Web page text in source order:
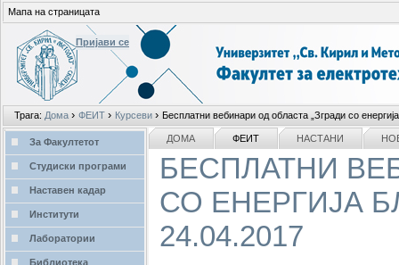
Лични
алати
Пријави се
Трага: Дома › ФЕИТ › Курсеви › Бесплатни вебинари од областа „Згради со
Мапа на страницата
делови
ДОМА ФЕИТ НАСТАНИ
БЕСПЛАТНИ
СО ЕНЕРГИЈА
24.04.2017
NAVIGATION
За Факултетот
Студиски програми
Наставен кадар
Институти
Лаборатории
Библиотека